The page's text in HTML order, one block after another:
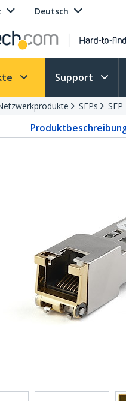
Deutsch
Support
SFPs